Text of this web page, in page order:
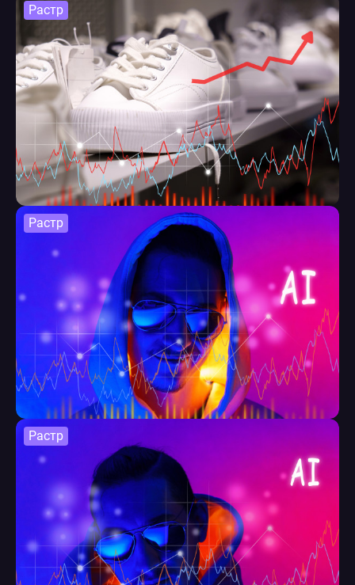
Растр
Растр
Растр